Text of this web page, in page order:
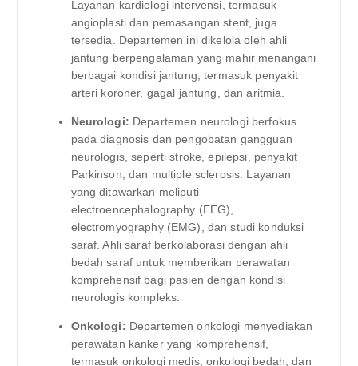
Layanan kardiologi intervensi, termasuk
angioplasti dan pemasangan stent, juga
tersedia. Departemen ini dikelola oleh ahli
jantung berpengalaman yang mahir menangani
berbagai kondisi jantung, termasuk penyakit
arteri koroner, gagal jantung, dan aritmia.
Neurologi: Departemen neurologi berfokus
pada diagnosis dan pengobatan gangguan
neurologis, seperti stroke, epilepsi, penyakit
Parkinson, dan multiple sclerosis. Layanan
yang ditawarkan meliputi
electroencephalography (EEG),
electromyography (EMG), dan studi konduksi
saraf. Ahli saraf berkolaborasi dengan ahli
bedah saraf untuk memberikan perawatan
komprehensif bagi pasien dengan kondisi
neurologis kompleks.
Onkologi: Departemen onkologi menyediakan
perawatan kanker yang komprehensif,
termasuk onkologi medis, onkologi bedah, dan